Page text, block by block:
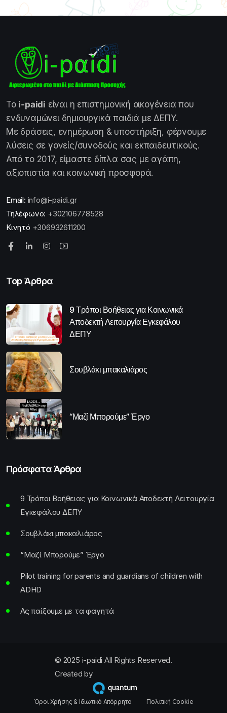
Το i-paidi είναι η επιστημονική οικογένεια που
ενδυναμώνει δημιουργικά παιδιά με ΔΕΠΥ.
Με δράσεις, ενημέρωση & υποστήριξη, φέρνουμε
λύσεις σε γονείς/συνοδούς και εκπαιδευτικούς.
Από το 2017, είμαστε δίπλα σας με αγάπη,
αξιοπιστία και κοινωνική προσφορά.
Email: info@i-paidi.gr
Τηλέφωνο: +302106778528
Κινητό +306932611200
Top Άρθρα
9 Τρόποι Βοήθειας για Κοινωνικά
Αποδεκτή Λειτουργία Εγκεφάλου
ΔΕΠΥ
Σουβλάκι μπακαλιάρος
“Μαζί Μπορούμε” Έργο
Πρόσφατα Άρθρα
9 Τρόποι Βοήθειας για Κοινωνικά Αποδεκτή Λειτουργία
Εγκεφάλου ΔΕΠΥ
Σουβλάκι μπακαλιάρος
“Μαζί Μπορούμε” Έργο
Pilot training for parents and guardians of children with
ADHD
Ας παίξουμε με τα φαγητά
© 2025 i-paidi All Rights Reserved.
Created by
Όροι Χρήσης & Ιδιωτικό Απόρρητο Πολιτική Cookie